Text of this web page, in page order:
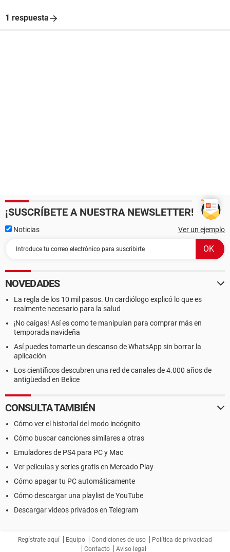
1 respuesta
¡SUSCRÍBETE A NUESTRA NEWSLETTER!
Noticias Ver un ejemplo
NOVEDADES
La regla de los 10 mil pasos. Un cardiólogo explicó lo que es
realmente necesario para la salud
¡No caigas! Así es como te manipulan para comprar más en
temporada navideña
Así puedes tomarte un descanso de WhatsApp sin borrar la
aplicación
Los científicos descubren una red de canales de 4.000 años de
antigüedad en Belice
CONSULTA TAMBIÉN
Cómo ver el historial del modo incógnito
Cómo buscar canciones similares a otras
Emuladores de PS4 para PC y Mac
Ver películas y series gratis en Mercado Play
Cómo apagar tu PC automáticamente
Cómo descargar una playlist de YouTube
Descargar videos privados en Telegram
Regístrate aquí Equipo Condiciones de uso
Política de privacidad
Contacto
Aviso legal